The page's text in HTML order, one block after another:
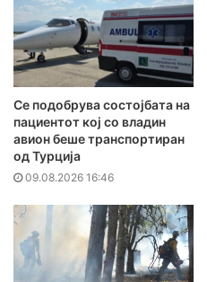
Се подобрува состојбата на
пациентот кој со владин
авион беше транспортиран
од Турција
09.08.2026 16:46